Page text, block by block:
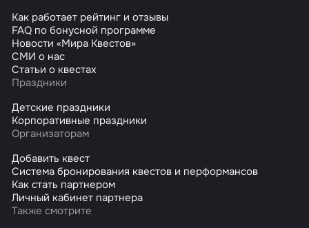
Как работает рейтинг и отзывы
FAQ по бонусной программе
Новости «Мира Квестов»
СМИ о нас
Статьи о квестах
Праздники
Детские праздники
Корпоративные праздники
Организаторам
Добавить квест
Система бронирования квестов и перформансов
Как стать партнером
Личный кабинет партнера
Также смотрите